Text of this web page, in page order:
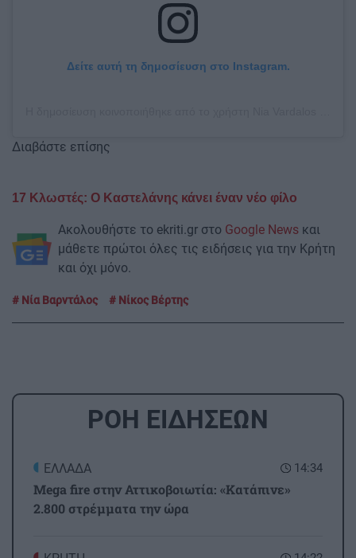
Δείτε αυτή τη δημοσίευση στο Instagram.
Διαβάστε επίσης
17 Κλωστές: Ο Καστελάνης κάνει έναν νέο φίλο
Ακολουθήστε το ekriti.gr στο Google News και
μάθετε πρώτοι όλες τις ειδήσεις για την Κρήτη
και όχι μόνο.
Νία Βαρντάλος Νίκος Βέρτης
ΡΟΗ ΕΙΔΗΣΕΩΝ
14:34
ΕΛΛΑΔΑ
Mega fire στην Αττικοβοιωτία: «Κατάπινε»
2.800 στρέμματα την ώρα